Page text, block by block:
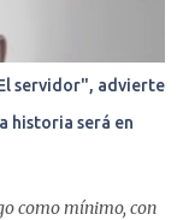
el paciente, a
y personal
un nuevo caso
metálico
el ...
servidor", advierte
historia será en
como mínimo, con